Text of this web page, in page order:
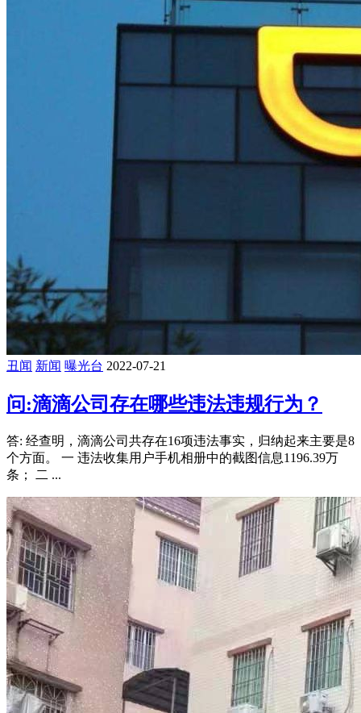
丑闻 新闻 曝光台 2022-07-21
问:滴滴公司存在哪些违法违规行为？
答: 经查明，滴滴公司共存在16项违法事实，归纳起来主要是8
个方面。 一 违法收集用户手机相册中的截图信息1196.39万
条； 二 ...